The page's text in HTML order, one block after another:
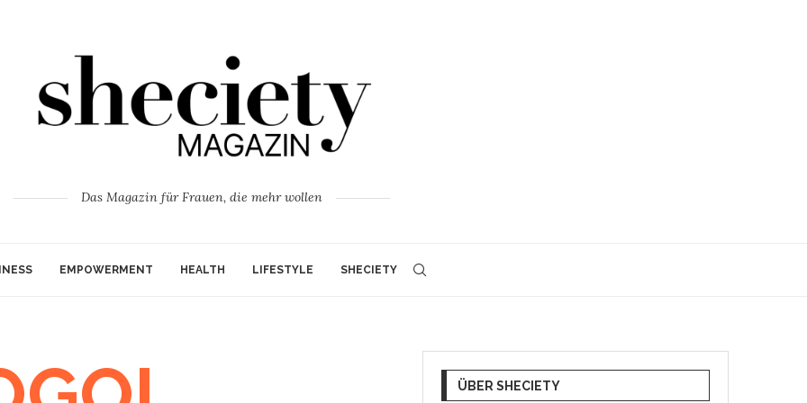
Das Magazin für Frauen, die mehr wollen
EMPOWERMENT HEALTH LIFESTYLE SHECIETY
ÜBER SHECIETY